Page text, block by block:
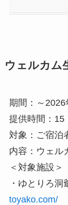
ウェルカ
期間：～2026
提供時間：15
対象：ご宿泊
内容：ウェル
＜対象施設＞
・ゆとりろ
toyako.com/